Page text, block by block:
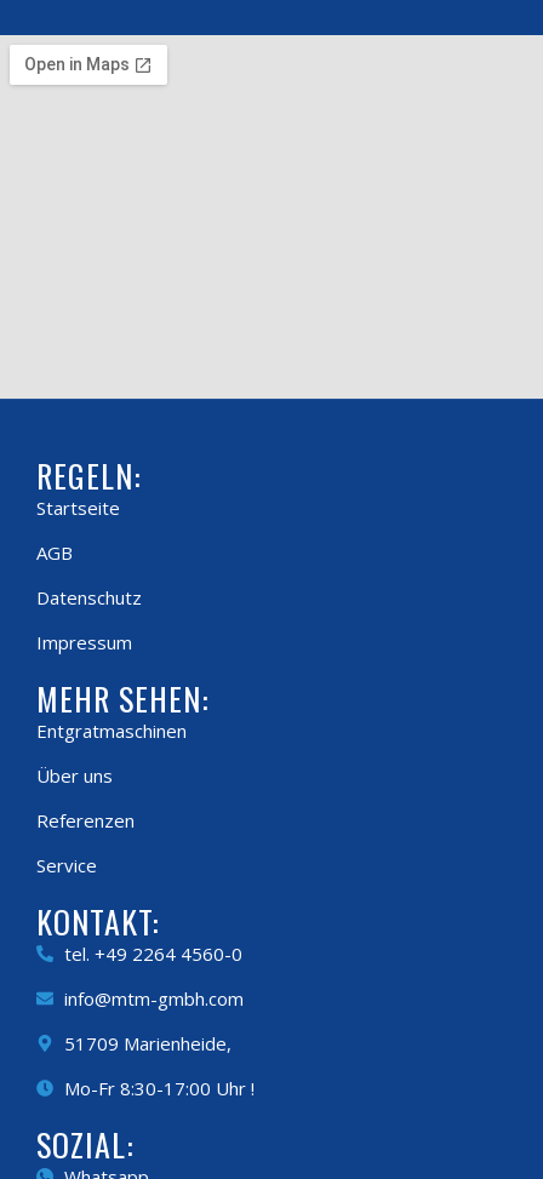
REGELN:
Startseite
AGB
Datenschutz
Impressum
MEHR SEHEN:
Entgratmaschinen
Über uns
Referenzen
Service
KONTAKT:
tel. +49 2264 4560-0
info@mtm-gmbh.com
51709 Marienheide,
Mo-Fr 8:30-17:00 Uhr !
SOZIAL: